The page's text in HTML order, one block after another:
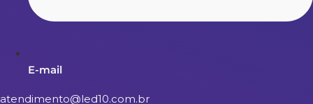
E-mail
atendimento@led10.com.br